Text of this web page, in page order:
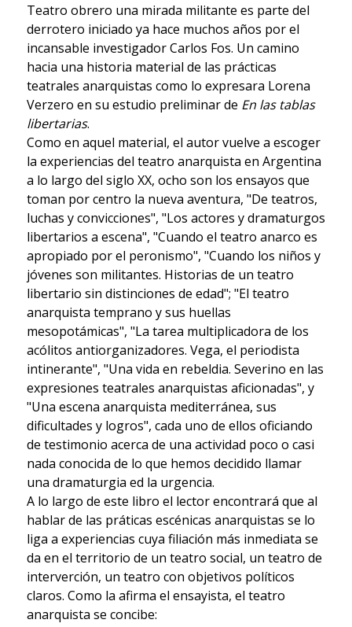
Teatro obrero una mirada militante es parte del
derrotero iniciado ya hace muchos años por el
incansable investigador Carlos Fos. Un camino
hacia una historia material de las prácticas
teatrales anarquistas como lo expresara Lorena
Verzero en su estudio preliminar de En las tablas
libertarias.
Como en aquel material, el autor vuelve a escoger
la experiencias del teatro anarquista en Argentina
a lo largo del siglo XX, ocho son los ensayos que
toman por centro la nueva aventura, "De teatros,
luchas y convicciones", "Los actores y dramaturgos
libertarios a escena", "Cuando el teatro anarco es
apropiado por el peronismo", "Cuando los niños y
jóvenes son militantes. Historias de un teatro
libertario sin distinciones de edad"; "El teatro
anarquista temprano y sus huellas
mesopotámicas", "La tarea multiplicadora de los
acólitos antiorganizadores. Vega, el periodista
intinerante", "Una vida en rebeldia. Severino en las
expresiones teatrales anarquistas aficionadas", y
"Una escena anarquista mediterránea, sus
dificultades y logros", cada uno de ellos oficiando
de testimonio acerca de una actividad poco o casi
nada conocida de lo que hemos decidido llamar
una dramaturgia ed la urgencia.
A lo largo de este libro el lector encontrará que al
hablar de las práticas escénicas anarquistas se lo
liga a experiencias cuya filiación más inmediata se
da en el territorio de un teatro social, un teatro de
interverción, un teatro con objetivos políticos
claros. Como la afirma el ensayista, el teatro
anarquista se concibe: